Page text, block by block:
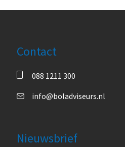
Contact
088 1211 300
info@boladviseurs.nl
Nieuwsbrief